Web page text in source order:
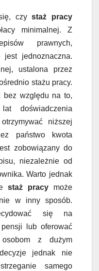
się, czystaż pracy
minimalnej. Z
prawnych,
jednoznaczna.
ustalona przez
stażu pracy.
bez względu na to,
doświadczenia
niższej
państwo kwota
zobowiązany do
niezależnie od
Warto jednak
staż pracymoże
w inny sposób.
się na
lub oferować
osobom z dużym
jednak nie
samego